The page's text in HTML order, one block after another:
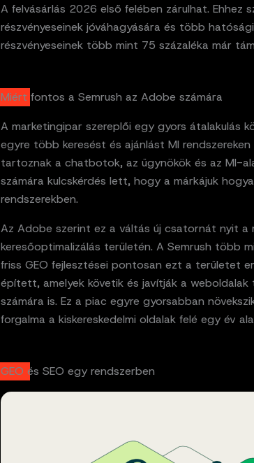
A felvásárlás 2026 első felében zárulhat. Ehhez
részvényeseinek jóváhagyására és több
részvényeseinek több mint 75 százaléka már
Miért fontos a Semrush az Adobe számára
A marketingipar szereplői egy gyors átalakulás
egyre több keresést és ajánlást MI rendszereken
tartoznak a chatbotok, az ügynökök és az MI-
számára kulcskérdés lett, hogy a márkájuk
rendszerekben.
Az Adobe szerint ez a váltás új csatornát nyit a
keresőoptimalizálás területén. A Semrush több
friss GEO fejlesztései pontosan ezt a területet
épített, amelyek követik és javítják a weboldalak
számára is. Ez a piac egyre gyorsabban
forgalma a kiskereskedelmi oldalak felé egy év
GEO és SEO egy rendszerben